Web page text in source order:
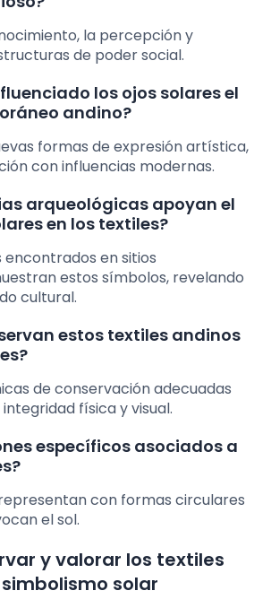
la percepción y
de poder social.
los ojos solares el
andino?
formas de expresión artística,
con influencias modernas.
arqueológicas apoyan el
en los textiles?
encontrados en sitios
estos símbolos, revelando
cultural.
estos textiles andinos
de conservación adecuadas
física y visual.
específicos asociados a
con formas circulares
el sol.
y valorar los textiles
solar